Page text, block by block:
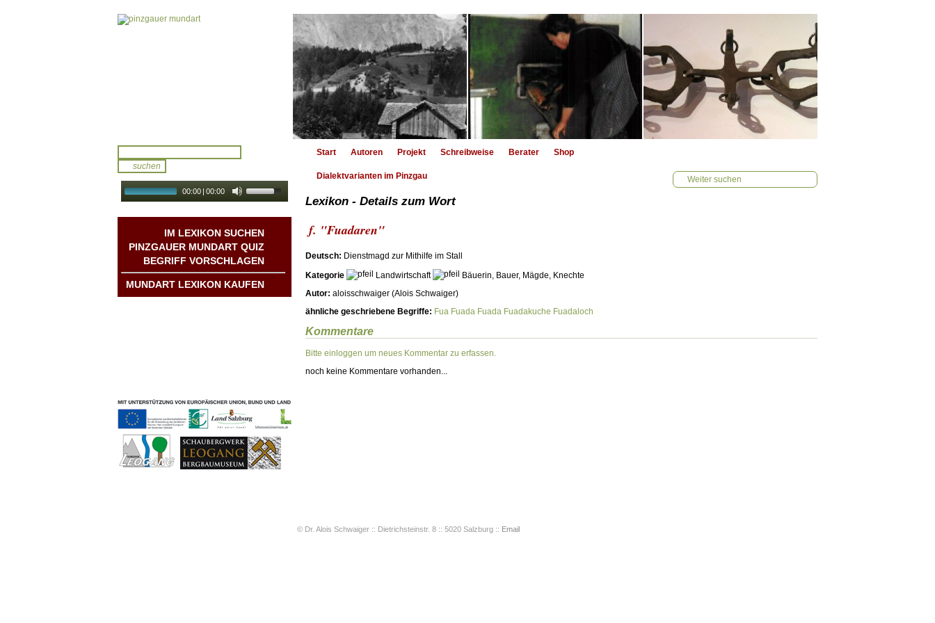
00:00 | 00:00
IM LEXIKON SUCHEN
PINZGAUER MUNDART QUIZ
BEGRIFF VORSCHLAGEN
MUNDART LEXIKON KAUFEN
Start Autoren Projekt Schreibweise Berater Shop
Dialektvarianten im Pinzgau Weiter suchen
Lexikon - Details zum Wort
f. "Fuadaren"
Deutsch: Dienstmagd zur Mithilfe im Stall
Kategorie
Landwirtschaft
Bäuerin, Bauer, Mägde, Knechte
Autor: aloisschwaiger (Alois Schwaiger)
ähnliche geschriebene Begriffe: Fua Fuada Fuada Fuadakuche Fuadaloch
Kommentare
Bitte einloggen um neues Kommentar zu erfassen.
noch keine Kommentare vorhanden...
© Dr. Alois Schwaiger :: Dietrichsteinstr. 8 :: 5020 Salzburg :: Email